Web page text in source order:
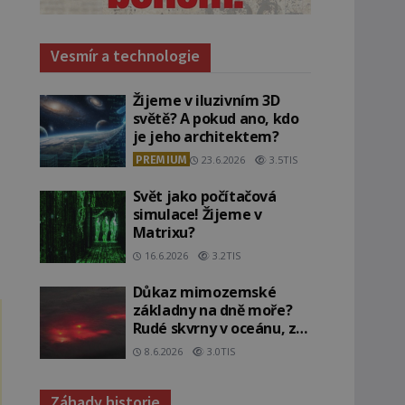
Vesmír a technologie
Žijeme v iluzivním 3D
světě? A pokud ano, kdo
je jeho architektem?
PREMIUM 23.6.2026 3.5TIS
Svět jako počítačová
simulace! Žijeme v
Matrixu?
16.6.2026 3.2TIS
Důkaz mimozemské
základny na dně moře?
Rudé skvrny v oceánu, ze
kterých srší blesky!
8.6.2026 3.0TIS